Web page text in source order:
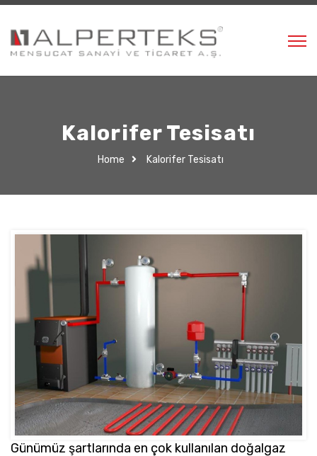
Kalorifer Tesisatı
Home Kalorifer Tesisatı
Günümüz şartlarında en çok kullanılan doğalgaz